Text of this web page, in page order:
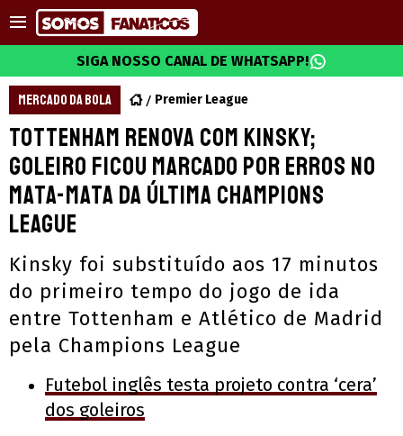
SIGA NOSSO CANAL DE WHATSAPP!
MERCADO DA BOLA Premier League
Tottenham renova com Kinsky;
goleiro ficou marcado por erros no
mata-mata da última Champions
League
Kinsky foi substituído aos 17 minutos
do primeiro tempo do jogo de ida
entre Tottenham e Atlético de Madrid
pela Champions League
Futebol inglês testa projeto contra ‘cera’
dos goleiros